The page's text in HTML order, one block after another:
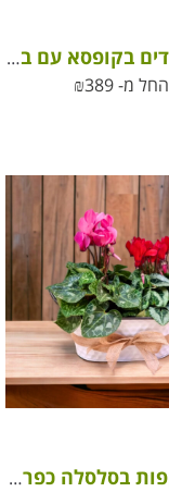
סידור ורדים בקופסא עם בלון לב
החל מ-
₪389
עציץ רקפות בסלסלה כפרית